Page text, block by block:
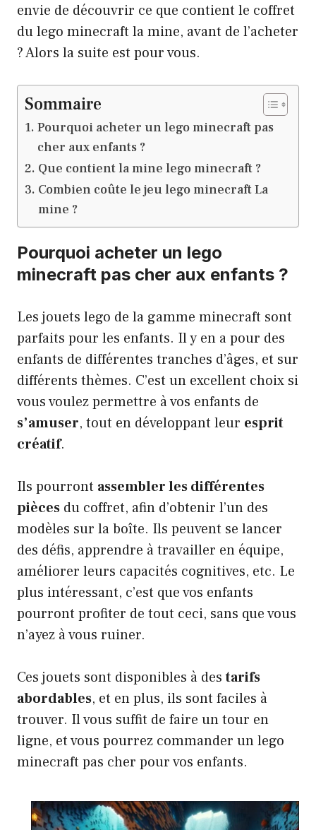
envie de découvrir ce que contient le coffret
du lego minecraft la mine, avant de l’acheter
? Alors la suite est pour vous.
Sommaire
Pourquoi acheter un lego minecraft pas
cher aux enfants ?
Que contient la mine lego minecraft ?
Combien coûte le jeu lego minecraft La
mine ?
Pourquoi acheter un lego
minecraft pas cher aux enfants ?
Les jouets lego de la gamme minecraft sont
parfaits pour les enfants. Il y en a pour des
enfants de différentes tranches d’âges, et sur
différents thèmes. C’est un excellent choix si
vous voulez permettre à vos enfants de
s’amuser, tout en développant leur esprit
créatif.
Ils pourront assembler les différentes
pièces du coffret, afin d’obtenir l’un des
modèles sur la boîte. Ils peuvent se lancer
des défis, apprendre à travailler en équipe,
améliorer leurs capacités cognitives, etc. Le
plus intéressant, c’est que vos enfants
pourront profiter de tout ceci, sans que vous
n’ayez à vous ruiner.
Ces jouets sont disponibles à destarifs
abordables, et en plus, ils sont faciles à
trouver. Il vous suffit de faire un tour en
ligne, et vous pourrez commander un lego
minecraft pas cher pour vos enfants.